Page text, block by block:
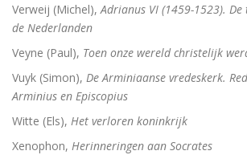
Verweij (Michel),Adrianus VI (1459-1523).
de Nederlanden
Veyne (Paul), Toen onze wereld christelijk
Vuyk (Simon), De Arminiaanse vredeskerk.
Arminius en Episcopius
Witte (Els), Het verloren koninkrijk
Xenophon, Herinneringen aan Socrates